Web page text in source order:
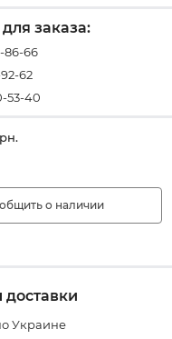
заказа:
86-66
62
53-40
о наличии
Украине